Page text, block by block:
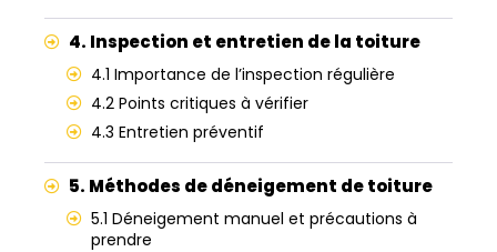
4. Inspection et entretien de la toiture
4.1 Importance de l’inspection régulière
4.2 Points critiques à vérifier
4.3 Entretien préventif
5. Méthodes de déneigement de toiture
5.1 Déneigement manuel et précautions à
prendre